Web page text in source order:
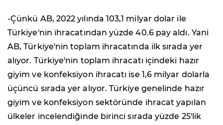
-Çünkü AB, 2022 yılında 103,1 milyar dolar ile
Türkiye'nin ihracatından yüzde 40.6 pay aldı. Yani
AB, Türkiye'nin toplam ihracatında ilk sırada yer
alıyor. Türkiye'nin toplam ihracatı içindeki hazır
giyim ve konfeksiyon ihracatı ise 1,6 milyar dolarla
üçüncü sırada yer alıyor. Türkiye genelinde hazır
giyim ve konfeksiyon sektöründe ihracat yapılan
ülkeler incelendiğinde birinci sırada yüzde 25'lik